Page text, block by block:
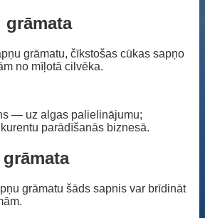
grāmata
grāmatu, čīkstošas ​​cūkas sapņo
no mīļotā cilvēka.
— uz algas palielinājumu;
parādīšanās biznesā.
grāmatu šāds sapnis var brīdināt